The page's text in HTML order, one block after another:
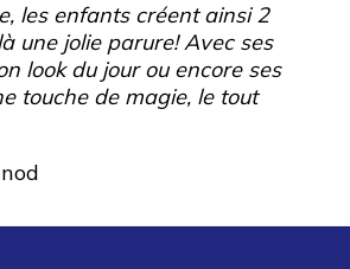
les enfants créent ainsi 2
une jolie parure! Avec ses
look du jour ou encore ses
touche de magie, le tout